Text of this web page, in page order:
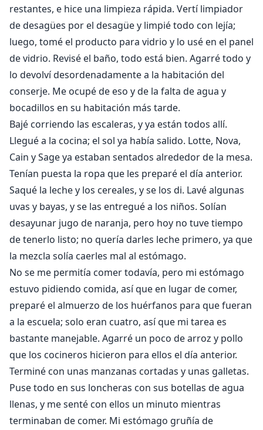
restantes, e hice una limpieza rápida. Vertí limpiador
de desagües por el desagüe y limpié todo con lejía;
luego, tomé el producto para vidrio y lo usé en el panel
de vidrio. Revisé el baño, todo está bien. Agarré todo y
lo devolví desordenadamente a la habitación del
conserje. Me ocupé de eso y de la falta de agua y
bocadillos en su habitación más tarde.
Bajé corriendo las escaleras, y ya están todos allí.
Llegué a la cocina; el sol ya había salido. Lotte, Nova,
Cain y Sage ya estaban sentados alrededor de la mesa.
Tenían puesta la ropa que les preparé el día anterior.
Saqué la leche y los cereales, y se los di. Lavé algunas
uvas y bayas, y se las entregué a los niños. Solían
desayunar jugo de naranja, pero hoy no tuve tiempo
de tenerlo listo; no quería darles leche primero, ya que
la mezcla solía caerles mal al estómago.
No se me permitía comer todavía, pero mi estómago
estuvo pidiendo comida, así que en lugar de comer,
preparé el almuerzo de los huérfanos para que fueran
a la escuela; solo eran cuatro, así que mi tarea es
bastante manejable. Agarré un poco de arroz y pollo
que los cocineros hicieron para ellos el día anterior.
Terminé con unas manzanas cortadas y unas galletas.
Puse todo en sus loncheras con sus botellas de agua
llenas, y me senté con ellos un minuto mientras
terminaban de comer. Mi estómago gruñía de